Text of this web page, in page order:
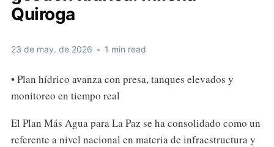
Quiroga
23 de may. de 2026 • 1 min read
• Plan hídrico avanza con presa, tanques elevados y
monitoreo en tiempo real
El Plan Más Agua para La Paz se ha consolidado como un
referente a nivel nacional en materia de infraestructura y